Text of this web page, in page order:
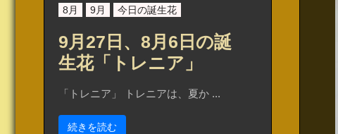
8月 9月 今日の誕生花
9月27日、8月6日の誕
生花「トレニア」
「トレニア」 トレニアは、夏か ...
続きを読む